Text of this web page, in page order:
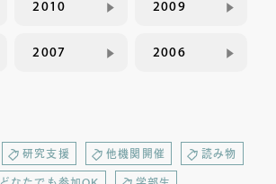
2010 2009
2007 2006
研究支援 他機関開催 読み物